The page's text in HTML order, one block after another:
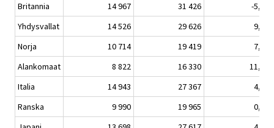
Britannia
14 967 31 426
-5,4
Yhdysvallat
14 526 29 626
9,2
Norja
10 714 19 419
7,6
Alankomaat
8 822 16 330
11,5
Italia
14 943 27 367
4,2
Ranska
9 990 19 965
0,3